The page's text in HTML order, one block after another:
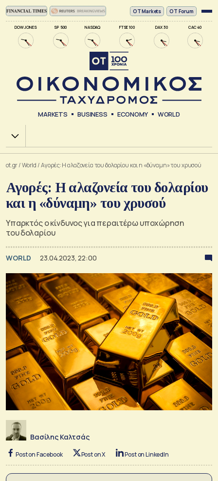
DOW JONES SP 500 NASDAQ FTSE 100 DAX 30 CAC 40
ΟΤ Markets OT Forum
MARKETS BUSINESS ECONOMY WORLD
Χ.Α.
ot.gr/World /Αγορές: Η αλαζονεία του δολαρίου και η «δύναμη» του χρυσού
Αγορές: Η αλαζονεία του δολαρίου
και η «δύναμη» του χρυσού
Υπαρκτός ο κίνδυνος για περαιτέρω υποχώρηση
του δολαρίου
WORLD 23.04.2023, 22:00
Βασίλης Καλτσάς
Post on Facebook Post on X Post on LinkedIn